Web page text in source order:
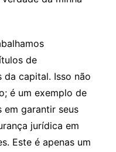
de
capital. Isso não
é um exemplo de
em garantir seus
jurídica em
Este é apenas um